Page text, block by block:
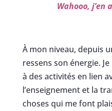
Wahooo, j’en
À mon niveau, depuis
ressens son énergie.
à des activités en lien
l’enseignement et la
choses qui me font